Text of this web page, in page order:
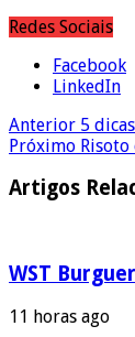
Redes Sociais
Facebook
LinkedIn
Anterior 5
Próximo Risoto
Artigos
WST
11 horas ago